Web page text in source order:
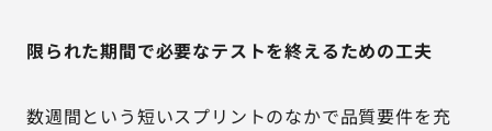
限られた期間で必要なテストを終えるための工夫
数週間という短いスプリントのなかで品質要件を充